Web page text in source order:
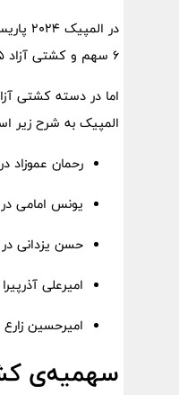
۶ سهم و کشتی آزاد ۵ سهم دارند و کشتی زنان نیز سهمی ندارد.
المپیک به شرح زیر
رحمان عموزاد در وزن
یونس امامی در وزن
حسن یزدانی در وزن
امیرعلی آذرپیرا در
امیرحسین زارع در
سهمیه‌ی